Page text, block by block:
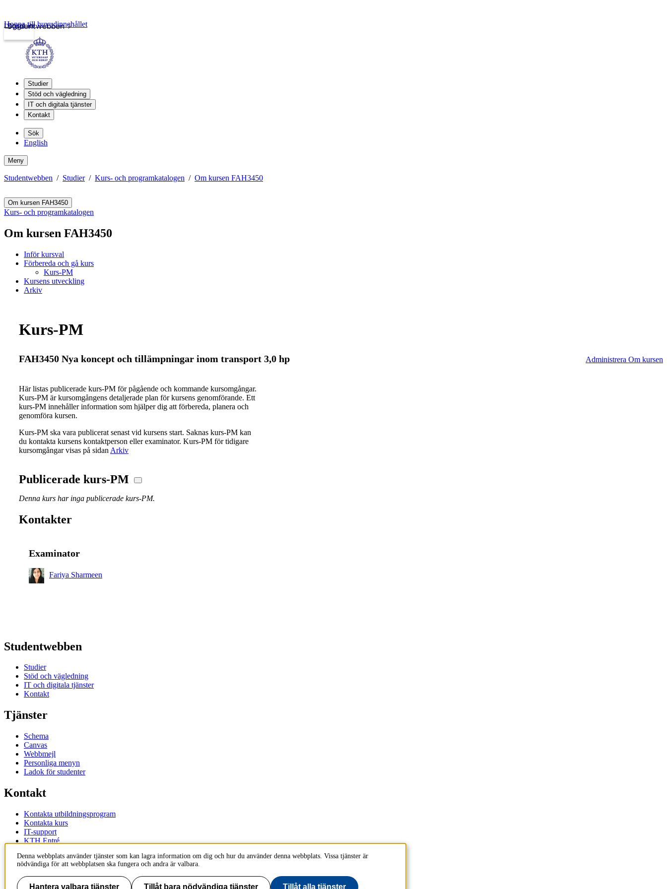
Studentwebben
Logga in
Hoppa till huvudinnehållet
Studier
Stöd och vägledning
IT och digitala tjänster
Kontakt
Sök
English
Meny
Studentwebben Studier Kurs- och programkatalogen Om kursen FAH3450
Om kursen FAH3450
Kurs- och programkatalogen
Om kursen FAH3450
Inför kursval
Förbereda och gå kurs
Kurs-PM
Kursens utveckling
Arkiv
Kurs-PM
FAH3450 Nya koncept och tillämpningar inom transport 3,0 hp Administrera Om kursen
Här listas publicerade kurs-PM för pågående och kommande kursomgångar.
Kurs-PM är kursomgångens detaljerade plan för kursens genomförande. Ett
kurs-PM innehåller information som hjälper dig att förbereda, planera och
genomföra kursen.
Kurs-PM ska vara publicerat senast vid kursens start. Saknas kurs-PM kan
du kontakta kursens kontaktperson eller examinator. Kurs-PM för tidigare
kursomgångar visas på sidan Arkiv
Publicerade kurs-PM
Denna kurs har inga publicerade kurs-PM.
Kontakter
Examinator
Fariya Sharmeen
Studentwebben
Studier
Stöd och vägledning
IT och digitala tjänster
Kontakt
Tjänster
Schema
Canvas
Webbmejl
Personliga menyn
Ladok för studenter
Kontakt
Kontakta utbildningsprogram
Kontakta kurs
IT-support
KTH Entré
KTH
100 44 Stockholm
+46 8 790 60 00
Denna webbplats använder tjänster som kan lagra information om dig och hur du använder denna webbplats. Vissa tjänster är
nödvändiga för att webbplatsen ska fungera och andra är valbara.
Hantera valbara tjänster Tillåt bara nödvändiga tjänster Tillåt alla tjänster